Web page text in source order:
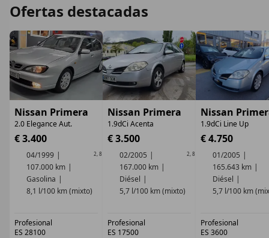
Ofertas destacadas
Nissan Primera
2.0 Elegance Aut.
€ 3.400
04/1999
107.000 km
Gasolina
8,1 l/100 km (mixto)
2 8
Profesional
ES 28100
Nissan Primera
1.9dCi Acenta
€ 3.500
02/2005
167.000 km
Diésel
5,7 l/100 km (mixto)
2 8
Profesional
ES 17500
Nissan
1.9dCi Line Up
€ 4.750
01/2005
165.643 km
Diésel
5,7 l/100 km
Profesional
ES 3600